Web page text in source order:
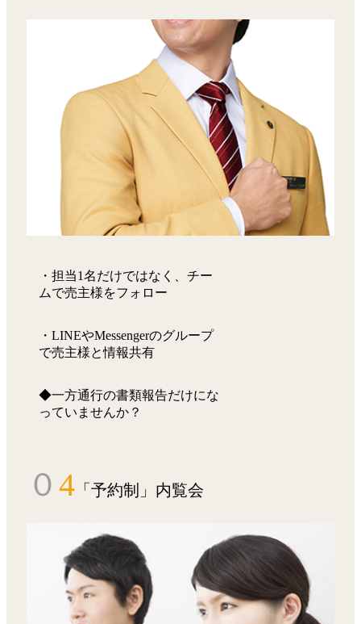
・担当1名だけではなく、チー
ムで売主様をフォロー
・LINEやMessengerのグループ
で売主様と情報共有
◆一方通行の書類報告だけにな
っていませんか？
０4 「予約制」内覧会